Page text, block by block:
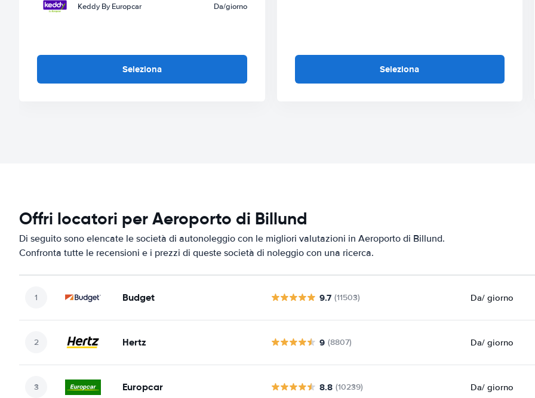
Keddy By Europcar Da/giorno
Seleziona Seleziona
Offri locatori per Aeroporto di Billund
Di seguito sono elencate le società di autonoleggio con le migliori valutazioni in Aeroporto di Billund.
Confronta tutte le recensioni e i prezzi di queste società di noleggio con una ricerca.
Budget 9.7 (11503) Da/ giorno
Hertz 9 (8807) Da/ giorno
Europcar 8.8 (10239) Da/ giorno